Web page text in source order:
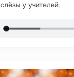
у учителей.